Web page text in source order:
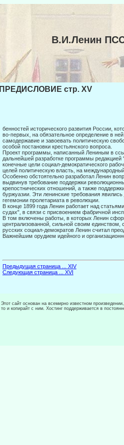
В.И.Ленин
ПРЕДИСЛОВИЕ стр. XV
бенностей исторического развития России,
во-первых, на обязательное определение в
самодержавие и за­воевать политическую
особой постановки крестьянского вопроса.
Проект программы, написанный Лениным в
дальнейшей разработке программы
конечные це­ли социал-демократического
целей политическую власть, на
Особенно обстоятельно разработал Ленин
выдвинув требование поддержки
крепостнических отношений, а также
буржуазии. Эти ленинские требования
гегемонии пролетариата в революции.
В конце 1899 года Ленин работает над
судах", в связи с присвоением фабричной
В том включены работы, в которых Ленин
централизованной, сильной своим
русских социал-демократов Ленин считал
Важнейшим орудием идейного и
Предыдущая страница ... XIV
Следующая страница ... XVI
Этот сайт основан на всемирно известном
то и копирайт с ним. Хостинг поддерживается в